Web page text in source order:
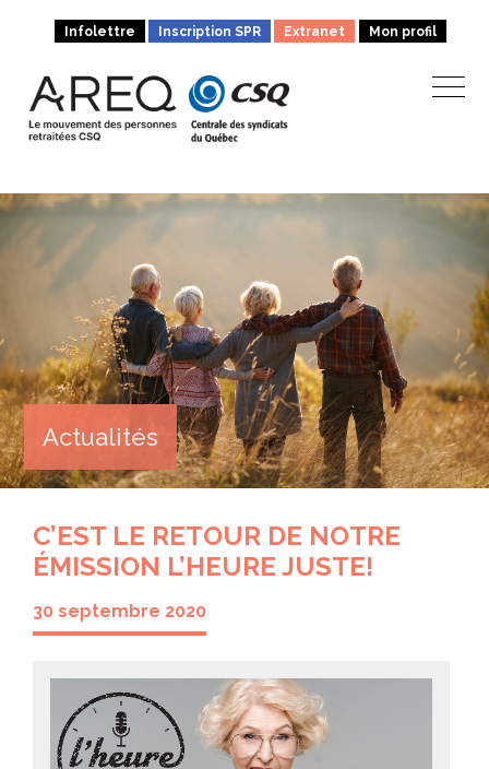
Infolettre Inscription SPR Extranet Mon profil
Actualités
C’EST LE RETOUR DE NOTRE
ÉMISSION L’HEURE JUSTE!
30 septembre 2020